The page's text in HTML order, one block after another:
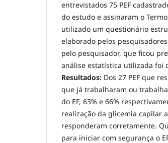
entrevistados 75 PEF
do estudo e assinaram o
utilizado um questionário
elaborado pelos
pelo pesquisador, que ficou
análise estatística utilizada foi
Resultados: Dos 27 PEF que
que já trabalharam ou
do EF, 63% e 66%
realização da glicemia capilar
responderam corretamente.
para iniciar com segurança o